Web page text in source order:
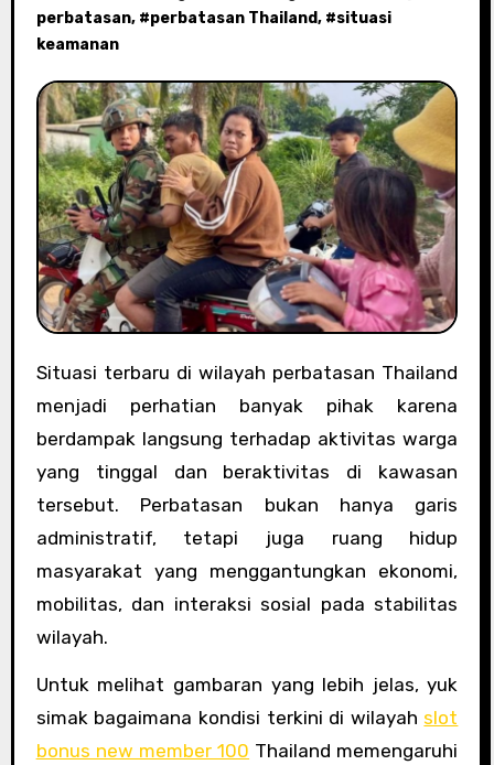
perbatasan, #perbatasan Thailand, #situasi
keamanan
Situasi terbaru di wilayah perbatasan Thailand
menjadi perhatian banyak pihak karena
berdampak langsung terhadap aktivitas warga
yang tinggal dan beraktivitas di kawasan
tersebut. Perbatasan bukan hanya garis
administratif, tetapi juga ruang hidup
masyarakat yang menggantungkan ekonomi,
mobilitas, dan interaksi sosial pada stabilitas
wilayah.
Untuk melihat gambaran yang lebih jelas, yuk
simak bagaimana kondisi terkini di wilayah slot
bonus new member 100 Thailand memengaruhi